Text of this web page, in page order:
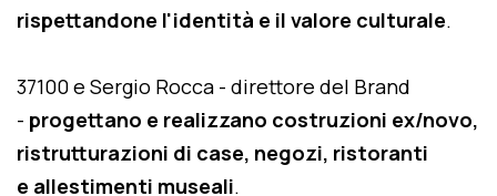
rispettandone l'identità e il valore culturale.
37100 e Sergio Rocca - direttore del Brand
- progettano e realizzano costruzioni ex/novo,
ristrutturazioni di case, negozi, ristoranti
e allestimenti museali.